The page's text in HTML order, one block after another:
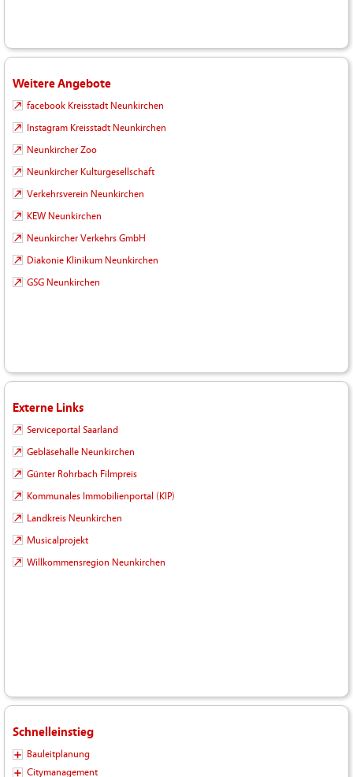
Weitere Angebote
facebook Kreisstadt Neunkirchen
Instagram Kreisstadt Neunkirchen
Neunkircher Zoo
Neunkircher Kulturgesellschaft
Verkehrsverein Neunkirchen
KEW Neunkirchen
Neunkircher Verkehrs GmbH
Diakonie Klinikum Neunkirchen
GSG Neunkirchen
Externe Links
Serviceportal Saarland
Gebläsehalle Neunkirchen
Günter Rohrbach Filmpreis
Kommunales Immobilienportal (KIP)
Landkreis Neunkirchen
Musicalprojekt
Willkommensregion Neunkirchen
Schnelleinstieg
Bauleitplanung
Citymanagement